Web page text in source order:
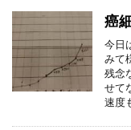
癌
今日
みて
残念
せて
速度